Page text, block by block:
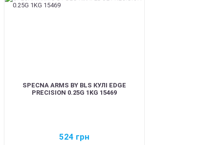
SPECNA ARMS BY BLS КУЛІ EDGE
PRECISION 0.25G 1KG 15469
524 грн